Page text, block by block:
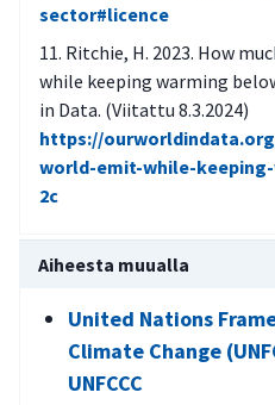
sector#licence
Ritchie, H. 2023. How
while keeping warming
in Data. (Viitattu 8.3.2024)
https://
world-emit-while-
2c
Aiheesta muualla
United Nations
Climate Change
UNFCCC